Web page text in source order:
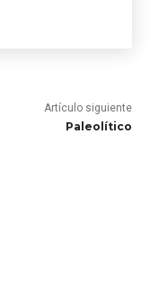
Artículo siguiente
Paleolítico